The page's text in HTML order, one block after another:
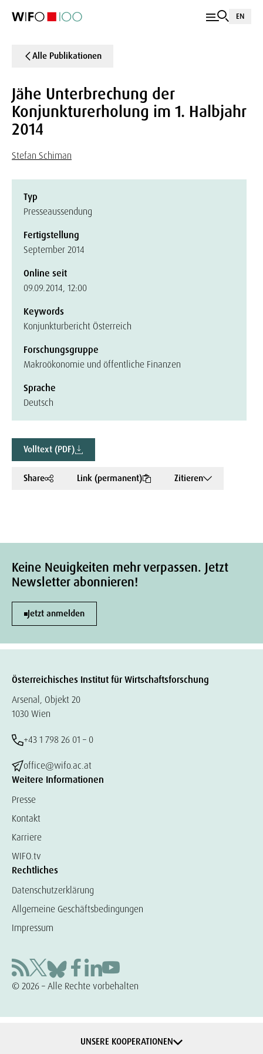
EN
Alle Publikationen
Jähe Unterbrechung der
Konjunkturerholung im 1. Halbjahr
2014
Stefan Schiman
Typ
Presseaussendung
Fertigstellung
September 2014
Online seit
09.09.2014, 12:00
Keywords
Konjunkturbericht Österreich
Forschungsgruppe
Makroökonomie und öffentliche Finanzen
Sprache
Deutsch
Volltext (PDF)
Share Link (permanent) Zitieren
Keine Neuigkeiten mehr verpassen. Jetzt
Newsletter abonnieren!
Jetzt anmelden
Österreichisches Institut für Wirtschaftsforschung
Arsenal, Objekt 20
1030 Wien
+43 1 798 26 01 – 0
office@wifo.ac.at
Weitere Informationen
Presse
Kontakt
Karriere
WIFO.tv
Rechtliches
Datenschutzerklärung
Allgemeine Geschäftsbedingungen
Impressum
© 2026 – Alle Rechte vorbehalten
UNSERE KOOPERATIONEN